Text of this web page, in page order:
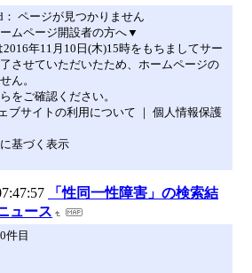
： ページが見つかりません
ムページ開設者の方へ▼
2016年11月10日(木)15時をもちましてサー
させていただいたため、ホームページの
ん。
をご確認ください。
ブサイトの利用について ｜ 個人情報保護
基づく表示
「性同一性障害」の検索結
ュース
件目